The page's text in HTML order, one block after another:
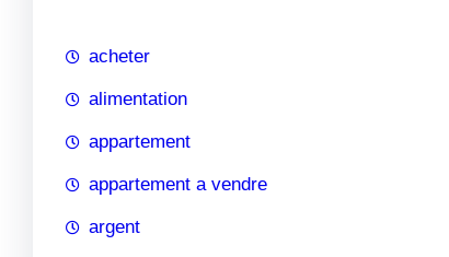
h
acheter
alimentation
appartement
appartement a vendre
argent